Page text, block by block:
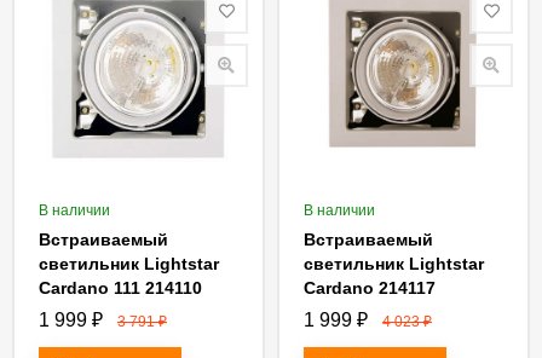
В наличии
Встраиваемый
светильник Lightstar
Cardano 111 214110
1 999 ₽ 3 791₽
В наличии
Встраиваемый
светильник Lightstar
Cardano 214117
1 999 ₽ 4 023₽